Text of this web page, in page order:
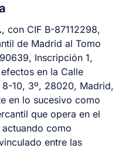
, con CIF B-87112298,
de Madrid al Tomo
Inscripción 1,
en la Calle
10, 3º, 28020, Madrid,
en lo sucesivo como
que opera en el
como
entre las